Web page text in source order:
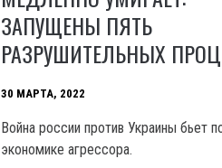
ЗАПУЩЕНЫ ПЯТЬ
РАЗРУШИТЕЛЬНЫХ
30 МАРТА, 2022
Война россии против Украины бьет
экономике агрессора.